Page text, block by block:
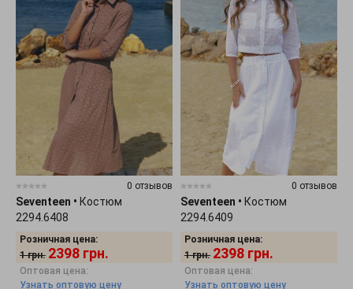
0 отзывов
Seventeen • Костюм
2294.6408
Розничная цена:
1 грн. 2398 грн.
Оптовая цена:
Узнать оптовую цену
0 отзывов
Seventeen • Костюм
2294.6409
Розничная цена:
1 грн. 2398 грн.
Оптовая цена:
Узнать оптовую цену